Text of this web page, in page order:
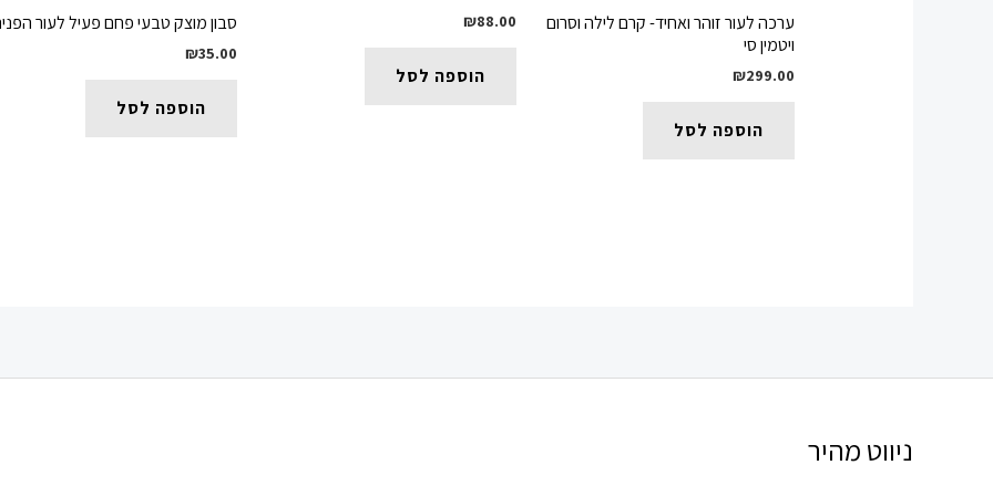
ערכה לעור זוהר ואחיד- קרם לילה וסרום
ויטמין סי
₪299.00
הוספה לסל
₪88.00
הוספה לסל
סבון מוצק טבעי פחם פעיל לעור
₪35.00
הוספה לסל
ניווט מהיר